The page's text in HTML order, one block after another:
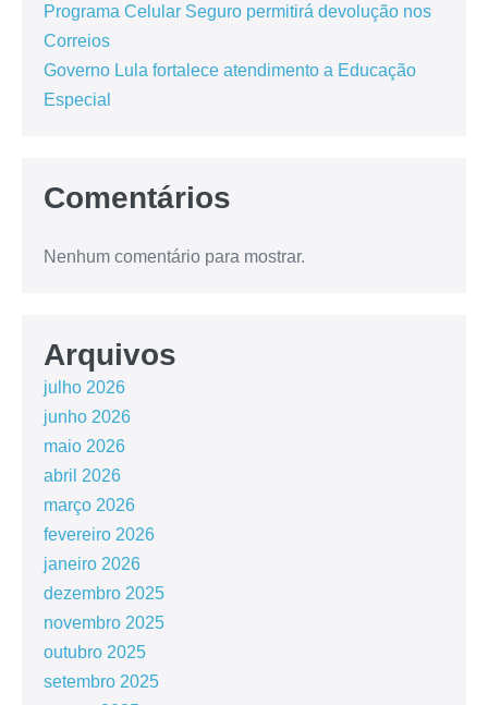
Programa Celular Seguro permitirá devolução nos
Correios
Governo Lula fortalece atendimento a Educação
Especial
Comentários
Nenhum comentário para mostrar.
Arquivos
julho 2026
junho 2026
maio 2026
abril 2026
março 2026
fevereiro 2026
janeiro 2026
dezembro 2025
novembro 2025
outubro 2025
setembro 2025